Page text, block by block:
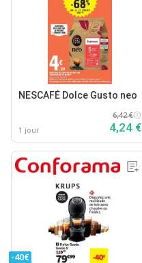
NESCAFÉ Dolce Gusto neo
1 jour
6,42 €
4,24 €
-40€